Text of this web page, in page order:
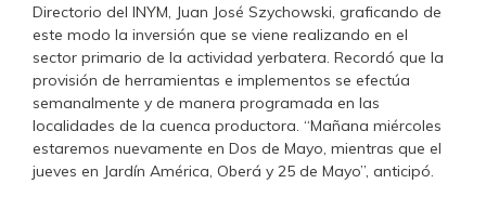
Directorio del INYM, Juan José Szychowski, graficando de
este modo la inversión que se viene realizando en el
sector primario de la actividad yerbatera. Recordó que la
provisión de herramientas e implementos se efectúa
semanalmente y de manera programada en las
localidades de la cuenca productora. “Mañana miércoles
estaremos nuevamente en Dos de Mayo, mientras que el
jueves en Jardín América, Oberá y 25 de Mayo”, anticipó.